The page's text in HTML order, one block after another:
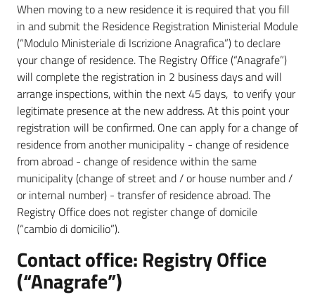
Servizi
Vivere
Maranello
Menu selezionato
Segnalazioni
M
a
r
n
e
When moving to a new residence it is required that you fill
in and submit the Residence Registration Ministerial Module
(“Modulo Ministeriale di Iscrizione Anagrafica”) to declare
your change of residence. The Registry Office (“Anagrafe”)
will complete the registration in 2 business days and will
arrange inspections, within the next 45 days, to verify your
legitimate presence at the new address. At this point your
registration will be confirmed. One can apply for a change of
residence from another municipality - change of residence
from abroad - change of residence within the same
municipality (change of street and / or house number and /
or internal number) - transfer of residence abroad. The
Registry Office does not register change of domicile
(“cambio di domicilio”).
Contact office: Registry Office
(“Anagrafe”)